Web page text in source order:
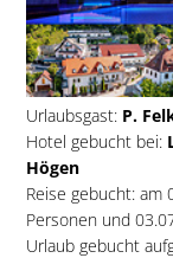
Urlaubsgast: P.
Hotel gebucht bei:
Högen
Reise gebucht: am
Personen und
Urlaub gebucht